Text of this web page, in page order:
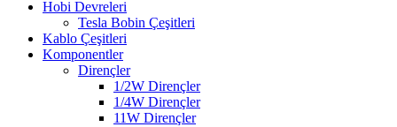
Hobi Devreleri
Tesla Bobin Çeşitleri
Kablo Çeşitleri
Komponentler
Dirençler
1/2W Dirençler
1/4W Dirençler
11W Dirençler